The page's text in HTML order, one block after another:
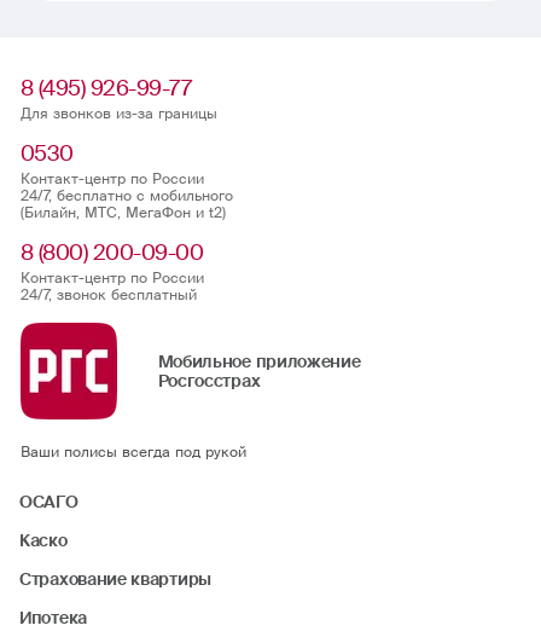
8 (495) 926-99-77
Для звонков из-за границы
0530
Контакт-центр по России
24/7, бесплатно с мобильного
(Билайн, МТС, МегаФон и t2)
8 (800) 200-09-00
Контакт-центр по России
24/7, звонок бесплатный
Мобильное приложение
Росгосстрах
Ваши полисы всегда под рукой
ОСАГО
Каско
Страхование квартиры
Ипотека